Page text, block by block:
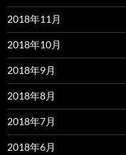
2018年11月
2018年10月
2018年9月
2018年8月
2018年7月
2018年6月